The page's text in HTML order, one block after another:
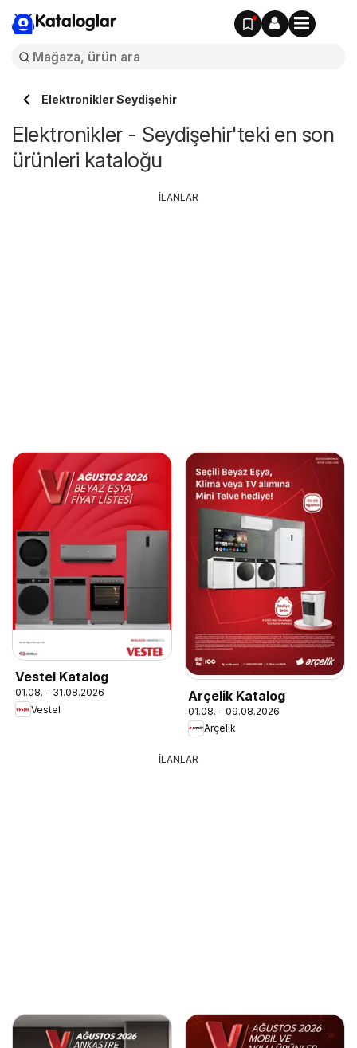
Kataloglar
Elektronikler Seydişehir
Elektronikler - Seydişehir'teki en son
ürünleri kataloğu
Vestel Katalog
01.08. - 31.08.2026
Vestel
Arçelik Katalog
01.08. - 09.08.2026
Arçelik
İLANLAR
İLANLAR